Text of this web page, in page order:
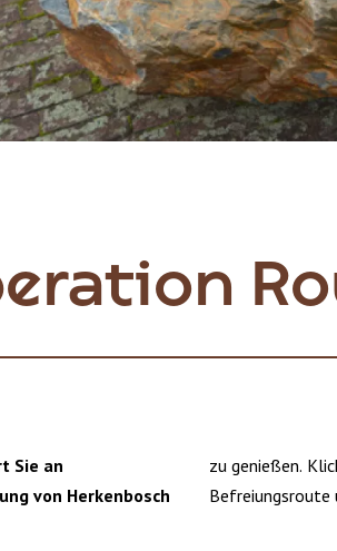
Sie an
von Herkenbosch
zu genießen.
Befreiungsroute